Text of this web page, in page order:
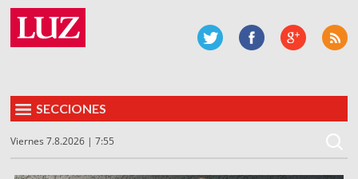
SECCIONES
Viernes 7.8.2026 | 7:55